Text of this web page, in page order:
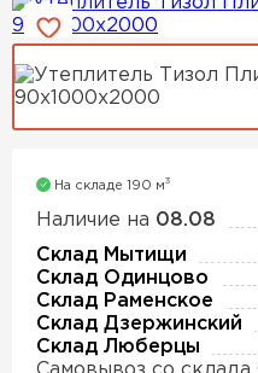
На складе 190 м3
Наличие на 08.08
Склад Мытищи
Склад Одинцово
Склад Раменское
Склад Дзержинский
Склад Люберцы
Утеплитель
Утеплитель Урса
Утеплитель Isoroc